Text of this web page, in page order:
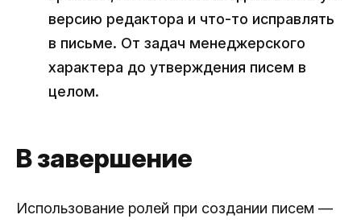
версию редактора и что-то исправлять
в письме. От задач менеджерского
характера до утверждения писем в
целом.
В завершение
Использование ролей при создании писем —